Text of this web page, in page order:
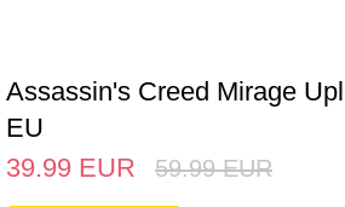
Assassin's Creed Mirage
EU
39.99 EUR 59.99 EUR